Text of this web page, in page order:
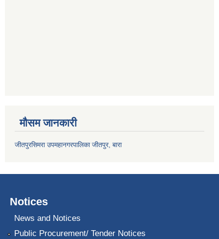
मौसम जानकारी
जीतपुरसिमरा उपमहानगरपालिका जीतपुर, बारा
Notices
News and Notices
Public Procurement/ Tender Notices